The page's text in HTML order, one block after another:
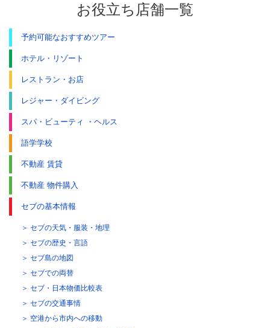
お役立ち店舗一覧
予約可能なおすすめツアー
ホテル・リゾート
レストラン・お店
レジャー・ダイビング
スパ・ビューティ ・ヘルス
語学学校
不動産 賃貸
不動産 物件購入
セブの基本情報
セブの天気・服装・地理
セブの歴史・言語
セブ島の地図
セブでの両替
セブ・日本物価比較表
セブの交通事情
空港から市内への移動